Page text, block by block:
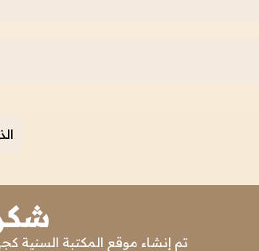
تم إنشاء موقع المكتبة السنية